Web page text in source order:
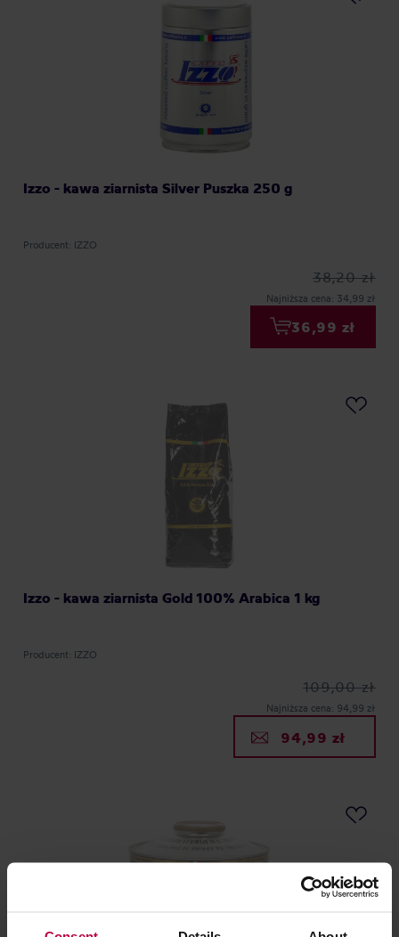
Izzo - kawa ziarnista Silver Puszka 250 g
Producent: IZZO
38,20 zł
Najniższa cena: 34,99 zł
36,99 zł
Izzo - kawa ziarnista Gold 100% Arabica 1 kg
Producent: IZZO
109,00 zł
Najniższa cena: 94,99 zł
94,99 zł